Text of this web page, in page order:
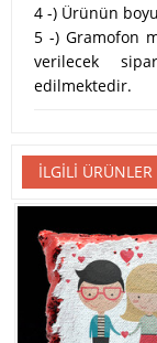
4 -) Ürünün
5 -) Gramofon
verilecek
edilmektedir.
İLGILI ÜRÜNLER